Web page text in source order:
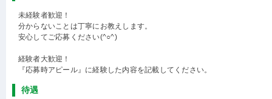
未経験者歓迎！
分からないことは丁寧にお教えします。
安心してご応募ください(^○^)
経験者大歓迎！
『応募時アピール』に経験した内容を記載してください。
待遇